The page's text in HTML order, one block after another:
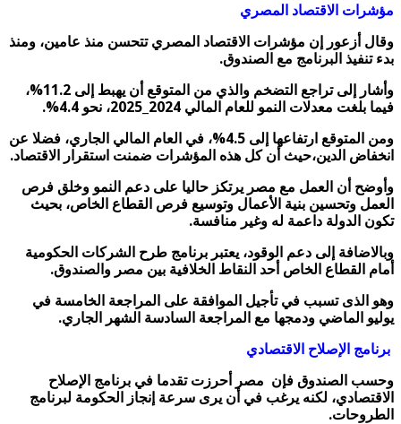
مؤشرات الاقتصاد المصري
وقال أزعور إن مؤشرات الاقتصاد المصري تتحسن منذ عامين، ومنذ
بدء تنفيذ البرنامج مع الصندوق.
وأشار إلى تراجع التضخم والذي من المتوقع أن يهبط إلى 11.2%،
فيما بلغت معدلات النمو للعام المالي 2024_2025، نحو 4.4%.
ومن المتوقع ارتفاعها إلى 4.5%، في العام المالي الجاري، فضلا عن
انخفاض الدين،حيث أن كل هذه المؤشرات ضمنت استقرار الاقتصاد.
وأوضح أن العمل مع مصر يرتكز حاليا على دعم النمو وخلق فرص
العمل وتحسين بنية الأعمال وتوسيع فرص القطاع الخاص، بحيث
تكون الدولة داعمة له وغير منافسة.
وبالاضافة إلى دعم الوقود، يعتبر برنامج طرح الشركات الحكومية
أمام القطاع الخاص أحد النقاط الخلافية بين مصر والصندوق.
وهو الذى تسبب في تأجيل الموافقة على المراجعة الخامسة في
يوليو الماضي ودمجها مع المراجعة السادسة الشهر الجاري.
برنامج الإصلاح الاقتصادي
وحسب الصندوق فإن مصر أحرزت تقدما في برنامج الإصلاح
الاقتصادي، لكنه يرغب في أن يرى سرعة إنجاز الحكومة لبرنامج
الطروحات.